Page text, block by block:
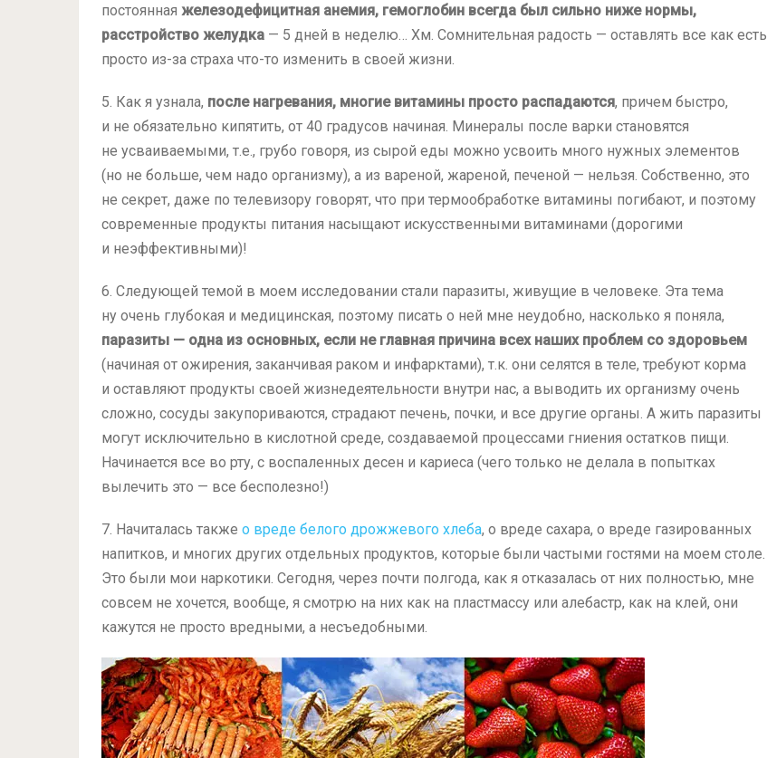
постоянная железодефицитная анемия, гемоглобин всегда был сильно ниже нормы,
расстройство желудка — 5 дней в неделю… Хм. Сомнительная радость — оставлять все как есть
просто из-за страха что-то изменить в своей жизни.
5. Как я узнала, после нагревания, многие витамины просто распадаются, причем быстро,
и не обязательно кипятить, от 40 градусов начиная. Минералы после варки становятся
не усваиваемыми, т.е., грубо говоря, из сырой еды можно усвоить много нужных элементов
(но не больше, чем надо организму), а из вареной, жареной, печеной — нельзя. Собственно, это
не секрет, даже по телевизору говорят, что при термообработке витамины погибают, и поэтому
современные продукты питания насыщают искусственными витаминами (дорогими
и неэффективными)!
6. Следующей темой в моем исследовании стали паразиты, живущие в человеке. Эта тема
ну очень глубокая и медицинская, поэтому писать о ней мне неудобно, насколько я поняла,
паразиты — одна из основных, если не главная причина всех наших проблем со здоровьем
(начиная от ожирения, заканчивая раком и инфарктами), т.к. они селятся в теле, требуют корма
и оставляют продукты своей жизнедеятельности внутри нас, а выводить их организму очень
сложно, сосуды закупориваются, страдают печень, почки, и все другие органы. А жить паразиты
могут исключительно в кислотной среде, создаваемой процессами гниения остатков пищи.
Начинается все во рту, с воспаленных десен и кариеса (чего только не делала в попытках
вылечить это — все бесполезно!)
7. Начиталась также о вреде белого дрожжевого хлеба, о вреде сахара, о вреде газированных
напитков, и многих других отдельных продуктов, которые были частыми гостями на моем столе.
Это были мои наркотики. Сегодня, через почти полгода, как я отказалась от них полностью, мне
совсем не хочется, вообще, я смотрю на них как на пластмассу или алебастр, как на клей, они
кажутся не просто вредными, а несъедобными.